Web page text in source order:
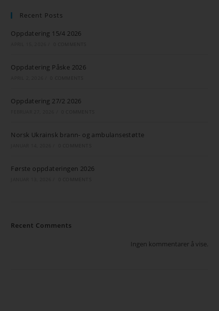
Recent Posts
Oppdatering 15/4 2026
Oppdatering Påske 2026
Oppdatering 27/2 2026
Norsk Ukrainsk brann- og ambulansestøtte
Første oppdateringen 2026
Recent Comments
Ingen kommentarer å vise.